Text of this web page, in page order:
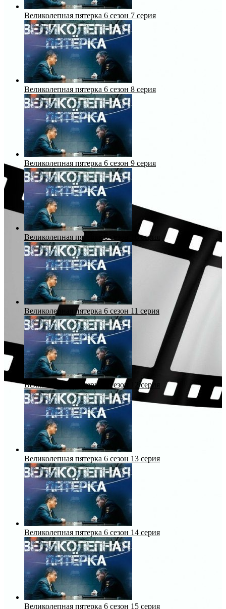
Великолепная пятерка 6 сезон 7 серия
Великолепная пятерка 6 сезон 8 серия
Великолепная пятерка 6 сезон 9 серия
Великолепная пятерка 6 сезон 10 серия
Великолепная пятерка 6 сезон 11 серия
Великолепная пятерка 6 сезон 12 серия
Великолепная пятерка 6 сезон 13 серия
Великолепная пятерка 6 сезон 14 серия
Великолепная пятерка 6 сезон 15 серия